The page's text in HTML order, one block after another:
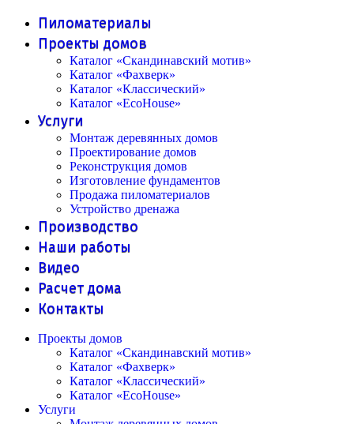
Пиломатериалы
Проекты домов
Каталог «Скандинавский мотив»
Каталог «Фахверк»
Каталог «Классический»
Каталог «EcoHouse»
Услуги
Монтаж деревянных домов
Проектирование домов
Реконструкция домов
Изготовление фундаментов
Продажа пиломатериалов
Устройство дренажа
Производство
Наши работы
Видео
Расчет дома
Контакты
Проекты домов
Каталог «Скандинавский мотив»
Каталог «Фахверк»
Каталог «Классический»
Каталог «EcoHouse»
Услуги